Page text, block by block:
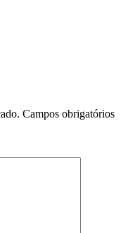
Campos obrigatórios